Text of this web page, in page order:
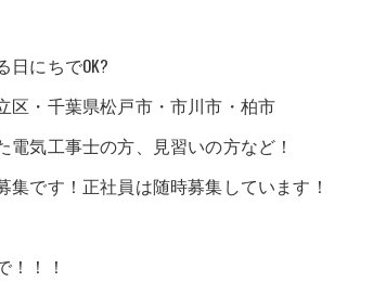
にちでOK?
区・千葉県松戸市・市川市・柏市
気工事士の方、見習いの方など！
です！正社員は随時募集しています！
！！